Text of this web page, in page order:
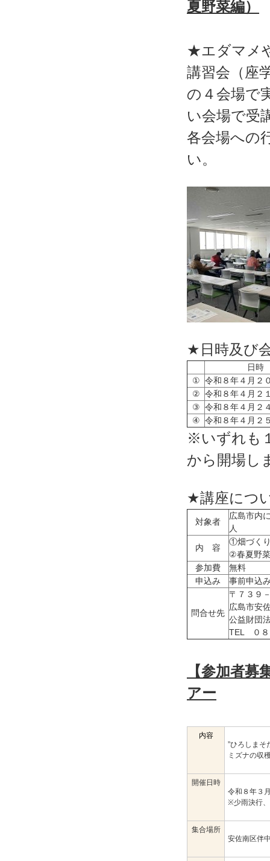
夏野菜編）
★エダマメ
講習会（座
の４会場で
い会場で受
各会場への
い。
★日時及び
日時
① 令和８年４月２
② 令和８年４月２
③ 令和８年４月２
④ 令和８年４月２
※いずれも
から開場し
★講座につ
対象者
広島市内
人
内 容
①畑づく
②春夏野
参加費
無料
申込み
事前申込
問合せ先
〒７３９
広島市安
公益財団
TEL ０８
【参加者
アー
内容
”ひろしまそ
ミズナの収
開催日時
令和８年３
※少雨決行
集合場所
安佐南区伴